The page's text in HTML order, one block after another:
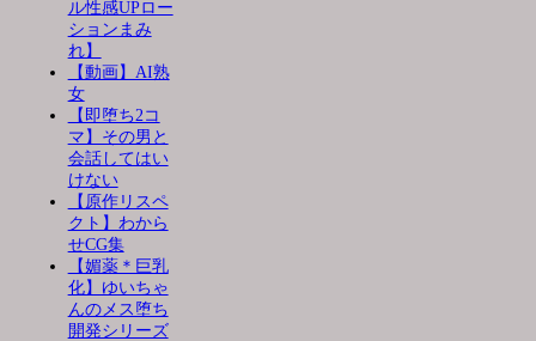
ル性感UPロー
ションまみ
れ】
【動画】AI熟
女
【即堕ち2コ
マ】その男と
会話してはい
けない
【原作リスペ
クト】わから
せCG集
【媚薬＊巨乳
化】ゆいちゃ
んのメス堕ち
開発シリーズ